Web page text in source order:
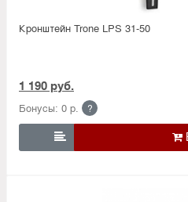
Кронштейн Trone LPS 31-50
1 190 руб.
Бонусы: 0 р. ?
